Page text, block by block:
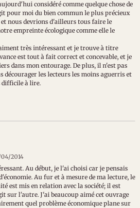
considéré comme quelque chose de
pour moi du bien commun le plus précieux
nous devrions d'ailleurs tous faire le
empreinte écologique comme elle le
très intéressant et je trouve à titre
est tout à fait correct et concevable, et je
dans mon entourage. De plus, il n'est pas
décourager les lecteurs les moins aguerris et
difficile à lire.
04/2014
Au début, je l'ai choisi car je pensais
Au fur et à mesure de ma lecture, le
est mis en relation avec la société; il est
sur l'autre. J'ai beaucoup aimé cet ouvrage
quel problème économique plane sur